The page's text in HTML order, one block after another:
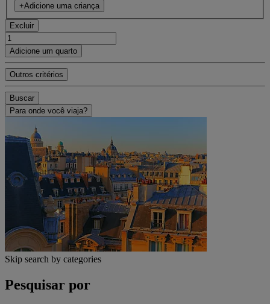
+Adicione uma criança
Excluir
Adicione um quarto
Outros critérios
Buscar
Para onde você viaja?
Skip search by categories
Pesquisar por